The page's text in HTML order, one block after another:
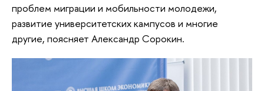
проблем миграции и мобильности молодежи,
развитие университетских кампусов и многие
другие, поясняет Александр Сорокин.